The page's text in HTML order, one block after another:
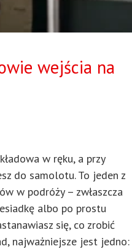
wejścia na
w ręku, a przy
do samolotu. To jeden z
w podróży – zwłaszcza
albo po prostu
się, co zrobić
najważniejsze jest jedno: